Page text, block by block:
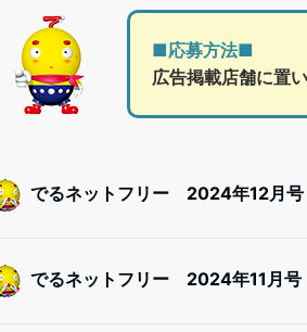
■応募方法■
広告掲載店舗に置
でるネットフリー 2024年12月号
でるネットフリー 2024年11月号